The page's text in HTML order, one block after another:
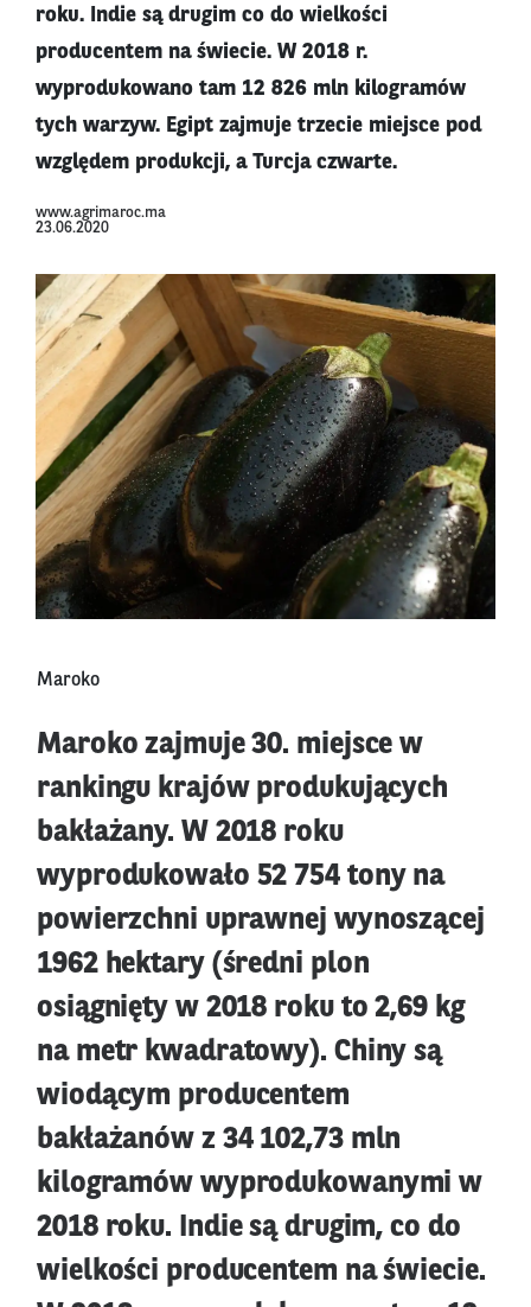
roku. Indie są drugim co do wielkości
producentem na świecie. W 2018 r.
wyprodukowano tam 12 826 mln kilogramów
tych warzyw. Egipt zajmuje trzecie miejsce pod
względem produkcji, a Turcja czwarte.
www.agrimaroc.ma
23.06.2020
Maroko
Maroko zajmuje 30. miejsce w
rankingu krajów produkujących
bakłażany. W 2018 roku
wyprodukowało 52 754 tony na
powierzchni uprawnej wynoszącej
1962 hektary (średni plon
osiągnięty w 2018 roku to 2,69 kg
na metr kwadratowy). Chiny są
wiodącym producentem
bakłażanów z 34 102,73 mln
kilogramów wyprodukowanymi w
2018 roku. Indie są drugim, co do
wielkości producentem na świecie.